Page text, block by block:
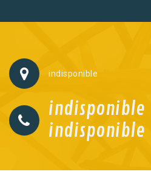
indisponible
indisponible
indisponible